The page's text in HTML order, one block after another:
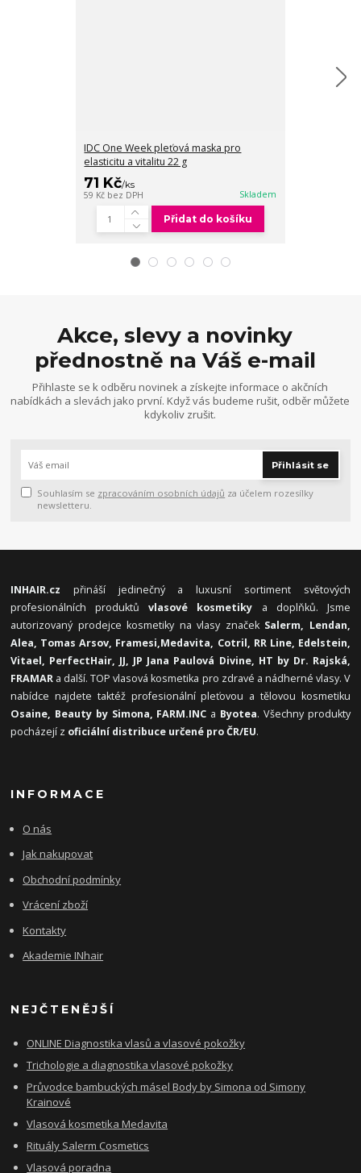
IDC One Week pleťová maska pro
elasticitu a vitalitu 22 g
71 Kč/ks
59 Kč bez DPH Skladem
Přidat do košíku
Akce, slevy a novinky
přednostně na Váš e-mail
Přihlaste se k odběru novinek a získejte informace o akčních
nabídkách a slevách jako první. Když vás budeme rušit, odběr můžete
kdykoliv zrušit.
Přihlásit se
Souhlasím se zpracováním osobních údajů za účelem rozesílky
newsletteru.
INHAIR.cz přináší jedinečný a luxusní sortiment světových
profesionálních produktůvlasové kosmetiky a doplňků. Jsme
autorizovaný prodejce kosmetiky na vlasy značek Salerm, Lendan,
Alea, Tomas Arsov, Framesi,Medavita, Cotril, RR Line, Edelstein,
Vitael, PerfectHair, JJ, JP Jana Paulová Divine, HT by Dr. Rajská,
FRAMAR a další. TOP vlasová kosmetika pro zdravé a nádherné vlasy. V
nabídce najdete taktéž profesionální pleťovou a tělovou kosmetiku
Osaine, Beauty by Simona, FARM.INC a Byotea. Všechny produkty
pocházejí z oficiální distribuce určené pro ČR/EU.
INFORMACE
O nás
Jak nakupovat
Obchodní podmínky
Vrácení zboží
Kontakty
Akademie INhair
NEJČTENĚJŠÍ
ONLINE Diagnostika vlasů a vlasové pokožky
Trichologie a diagnostika vlasové pokožky
Průvodce bambuckých másel Body by Simona od Simony
Krainové
Vlasová kosmetika Medavita
Rituály Salerm Cosmetics
Vlasová poradna